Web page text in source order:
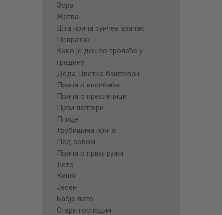
Зора
Жетва
Шта прича сунчев зрачак
Повратак
Како је дошло пролеће у
градину
Деда Цветко баштован
Прича о висибаби
Прича о пресличици
Први лептири
Птице
Љубишина прича
Под зовом
Прича о првој ружи
Лето
Киша
Јесен
Бабје лето
Стари господин